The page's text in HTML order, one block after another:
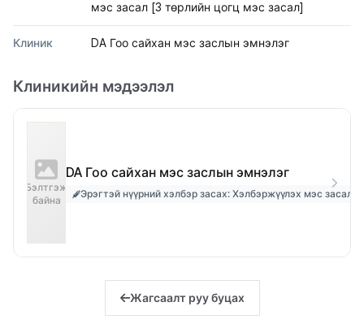
мэс засал [3 төрлийн цогц мэс засал]
Клиник DA Гоо сайхан мэс заслын эмнэлэг
Клиникийн мэдээлэл
Бэлтгэж
байна
DA Гоо сайхан мэс заслын эмнэлэг
Эрэгтэй нүүрний хэлбэр засах: Хэлбэржүүлэх мэс засал
Жагсаалт руу буцах